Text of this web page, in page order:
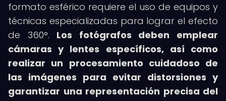
formato esférico requiere el uso de equipos y
técnicas especializadas para lograr el efecto
de 360°. Los fotógrafos deben emplear
cámaras y lentes específicos, así como
realizar un procesamiento cuidadoso de
las imágenes para evitar distorsiones y
garantizar una representación precisa del